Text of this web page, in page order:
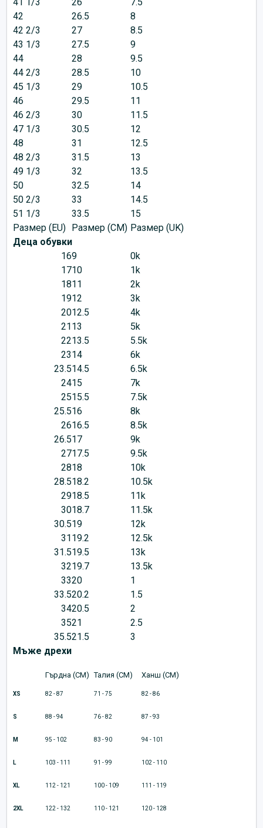
42
26.5
8
42 2/3
27
8.5
43 1/3
27.5
9
44
28
9.5
44 2/3
28.5
10
45 1/3
29
10.5
46
29.5
11
46 2/3
30
11.5
47 1/3
30.5
12
48
31
12.5
48 2/3
31.5
13
49 1/3
32
13.5
50
32.5
14
50 2/3
33
14.5
51 1/3
33.5
15
Размер (EU) Размер (CM) Размер (UK)
Деца обувки
169
0k
1710
1k
1811
2k
1912
3k
2012.5
4k
2113
5k
2213.5
5.5k
2314
6k
23.514.5
6.5k
2415
7k
2515.5
7.5k
25.516
8k
2616.5
8.5k
26.517
9k
2717.5
9.5k
2818
10k
28.518.2
10.5k
2918.5
11k
3018.7
11.5k
30.519
12k
3119.2
12.5k
31.519.5
13k
3219.7
13.5k
3320
1
33.520.2
1.5
3420.5
2
3521
2.5
35.521.5
3
Мъже дрехи
Гърдна (CM) Талия (CM) Ханш (CM)
XS 82 - 87 71 - 75 82 - 86
S 88 - 94 76 - 82 87 - 93
M 95 - 102 83 - 90 94 - 101
L 103 - 111 91 - 99 102 - 110
XL 112 - 121 100 - 109 111 - 119
2XL 122 - 132 110 - 121 120 - 128